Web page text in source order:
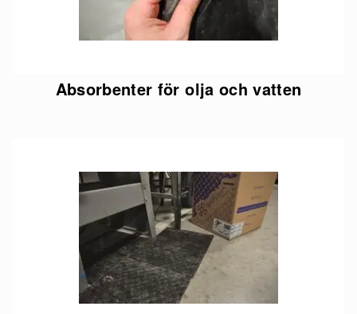
Absorbenter för olja och vatten